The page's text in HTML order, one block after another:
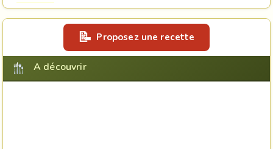
Proposez une recette
A découvrir